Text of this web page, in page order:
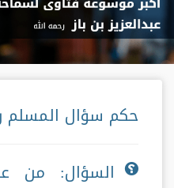
حكم سؤال المسلم
السؤال: من